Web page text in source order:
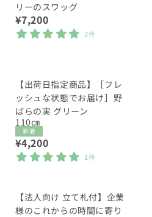
リーのスワッグ
通
常
¥7,200
2件
【出荷日指定商品】［フレ
ッシュな状態でお届け］野
ばらの実 グリーン
110㎝
新着
通
常
¥4,200
1件
【法人向け 立て札付】企業
様のこれからの時間に寄り